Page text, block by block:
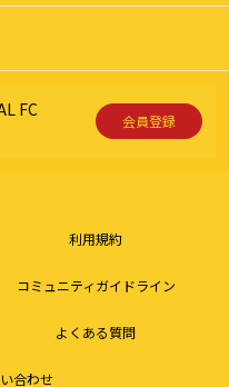
FC
会員登録
利用規約
コミュニティガイドライン
よくある質問
合わせ